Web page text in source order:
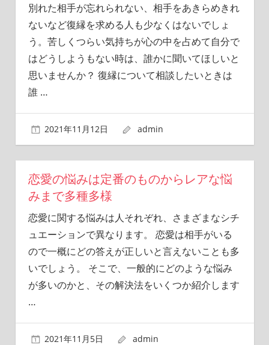
別れた相手が忘れられない、相手をあきらめきれ
ないなど復縁を求める人も少なくはないでしょ
う。苦しくつらい気持ちが心の中を占めて自分で
はどうしようもない時は、誰かに聞いてほしいと
思いませんか？ 復縁について相談したいときは
誰 …
2021年11月12日 admin
恋愛の悩みは定番のものからレアな悩
みまで多種多様
恋愛に関する悩みは人それぞれ、さまざまなシチ
ュエーションで異なります。 恋愛は相手がいる
ので一概にどの答えが正しいと言えないことも多
いでしょう。 そこで、一般的にどのような悩み
が多いのかと、その解決法をいくつか紹介します
…
2021年11月5日 admin